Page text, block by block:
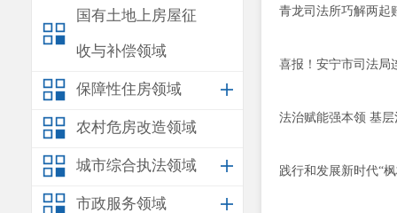
国有土地上房屋征
收与补偿领域
保障性住房领域
农村危房改造领域
城市综合执法领域
市政服务领域
青龙司法所巧解两起
喜报！安宁市司法局
法治赋能强本领 基
践行和发展新时代“